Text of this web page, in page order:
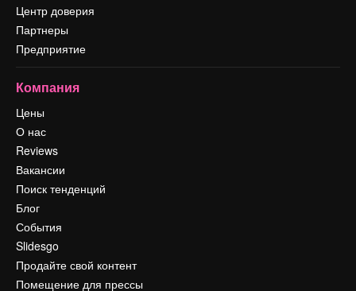
Центр доверия
Партнеры
Предприятие
Компания
Цены
О нас
Reviews
Вакансии
Поиск тенденций
Блог
События
Slidesgo
Продайте свой контент
Помещение для прессы